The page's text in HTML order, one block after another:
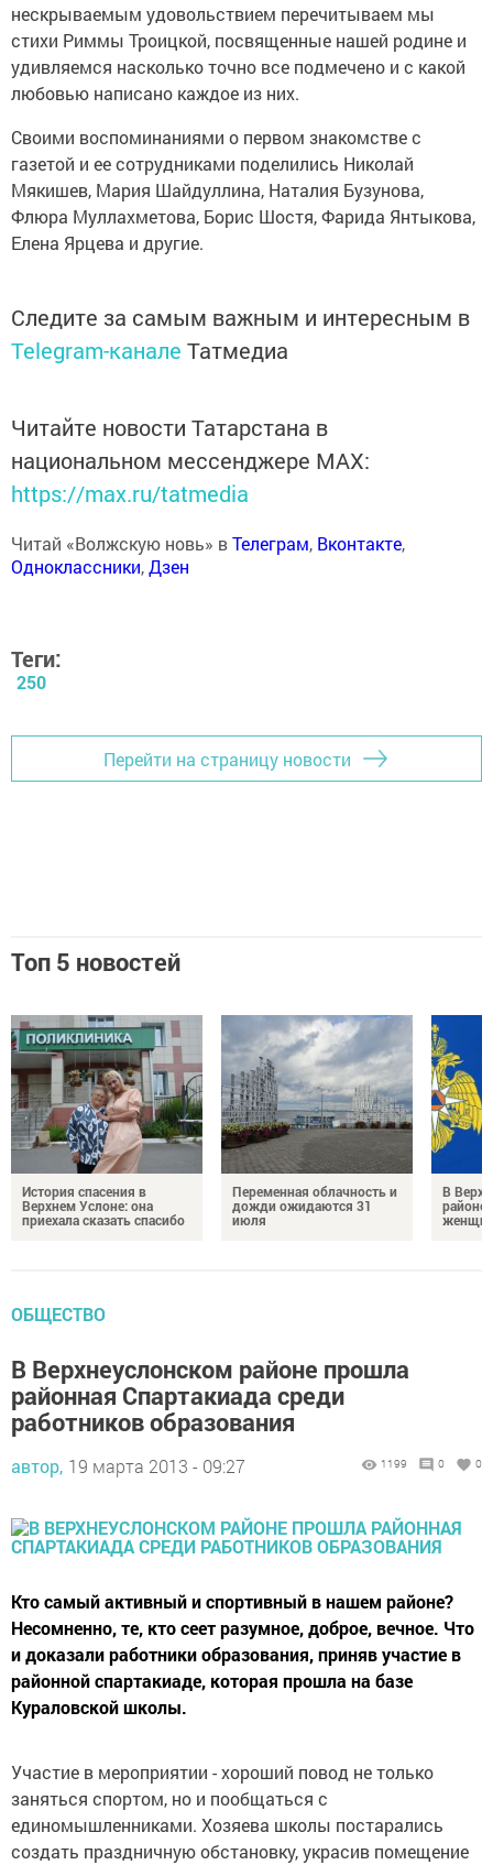
нескрываемым удовольствием перечитываем мы
стихи Риммы Троицкой, посвященные нашей родине и
удивляемся насколько точно все подмечено и с какой
любовью написано каждое из них.
Своими воспоминаниями о первом знакомстве с
газетой и ее сотрудниками поделились Николай
Мякишев, Мария Шайдуллина, Наталия Бузунова,
Флюра Муллахметова, Борис Шостя, Фарида Янтыкова,
Елена Ярцева и другие.
Следите за самым важным и интересным в
Telegram-канале Татмедиа
Читайте новости Татарстана в
национальном мессенджере MАХ:
https://max.ru/tatmedia
Читай «Волжскую новь» вТелеграм, Вконтакте,
Одноклассники,Дзен
Теги:
250
Перейти на страницу новости
Топ 5 новостей
История спасения в
Верхнем Услоне: она
приехала сказать спасибо
Переменная облачность и
дожди ожидаются 31
июля
В
районе
ОБЩЕСТВО
В Верхнеуслонском районе прошла
районная Спартакиада среди
работников образования
автор, 19 марта 2013 - 09:27 1199 0 0
Кто самый активный и спортивный в нашем районе?
Несомненно, те, кто сеет разумное, доброе, вечное. Что
и доказали работники образования, приняв участие в
районной спартакиаде, которая прошла на базе
Кураловской школы.
Участие в мероприятии - хороший повод не только
заняться спортом, но и пообщаться с
единомышленниками. Хозяева школы постарались
создать праздничную обстановку, украсив помещение